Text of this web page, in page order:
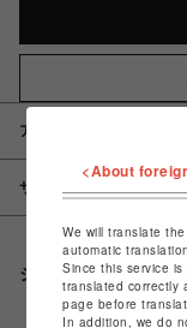
アイテム説明 / 素材
サイズ
シェアする
<About
We will translate
automatic
Since this service
translated correctly
page before
In addition, we do